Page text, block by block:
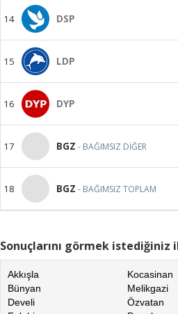
14 DSP
15 LDP
16 DYP
17 BGZ - BAĞIMSIZ DİĞER
18 BGZ - BAĞIMSIZ TOPLAM
Sonuçlarını görmek istediğiniz
Akkışla
Bünyan
Develi
Kocasinan
Melikgazi
Özvatan